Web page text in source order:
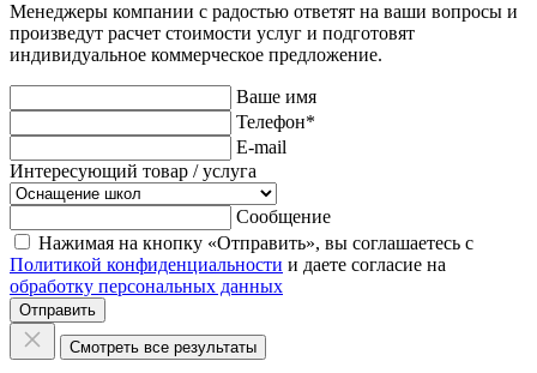
Менеджеры компании с радостью ответят на ваши вопросы и
произведут расчет стоимости услуг и подготовят
индивидуальное коммерческое предложение.
Ваше имя
Телефон*
E-mail
Интересующий товар / услуга
Сообщение
Нажимая на кнопку «Отправить», вы соглашаетесь с
Политикой конфиденциальности и даете согласие на
обработку персональных данных
Отправить
Смотреть все результаты